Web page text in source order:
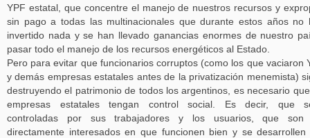
YPF estatal, que concentre el manejo de nuestros recursos y
sin pago a todas las multinacionales que durante estos años no
invertido nada y se han llevado ganancias enormes de nuestro
pasar todo el manejo de los recursos energéticos al Estado.
Pero para evitar que funcionarios corruptos (como los que vaciaron
y demás empresas estatales antes de la privatización menemista)
destruyendo el patrimonio de todos los argentinos, es necesario
empresas estatales tengan control social. Es decir, que
controladas por sus trabajadores y los usuarios, que son
directamente interesados en que funcionen bien y se desarrollen